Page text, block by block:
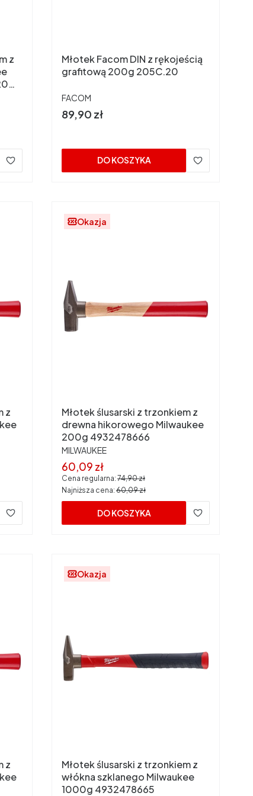
z
Młotek Facom DIN z rękojeścią
grafitową 200g 205C.20
PRODUCENT
FACOM
Cena
89,90 zł
DO KOSZYKA
z
Okazja
Młotek ślusarski z trzonkiem z
drewna hikorowego Milwaukee
200g 4932478666
PRODUCENT
MILWAUKEE
Cena promocyjna
60,09 zł
Cena regularna: 74,90 zł
Najniższa cena: 60,09 zł
DO KOSZYKA
z
Okazja
Młotek ślusarski z trzonkiem z
włókna szklanego Milwaukee
1000g 4932478665